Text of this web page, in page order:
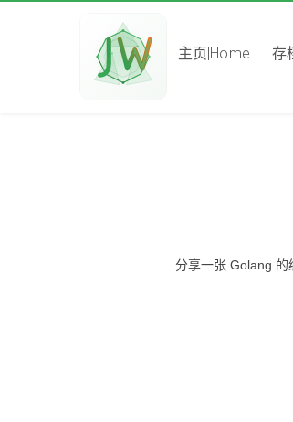
主页|Home 存
分享一张 Golang 的